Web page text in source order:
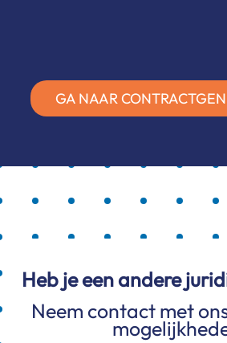
GA NAAR
Heb je een andere
Neem contact met